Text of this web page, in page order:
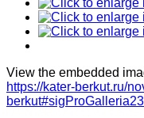
View the embedded
https://kater-berkut.ru/